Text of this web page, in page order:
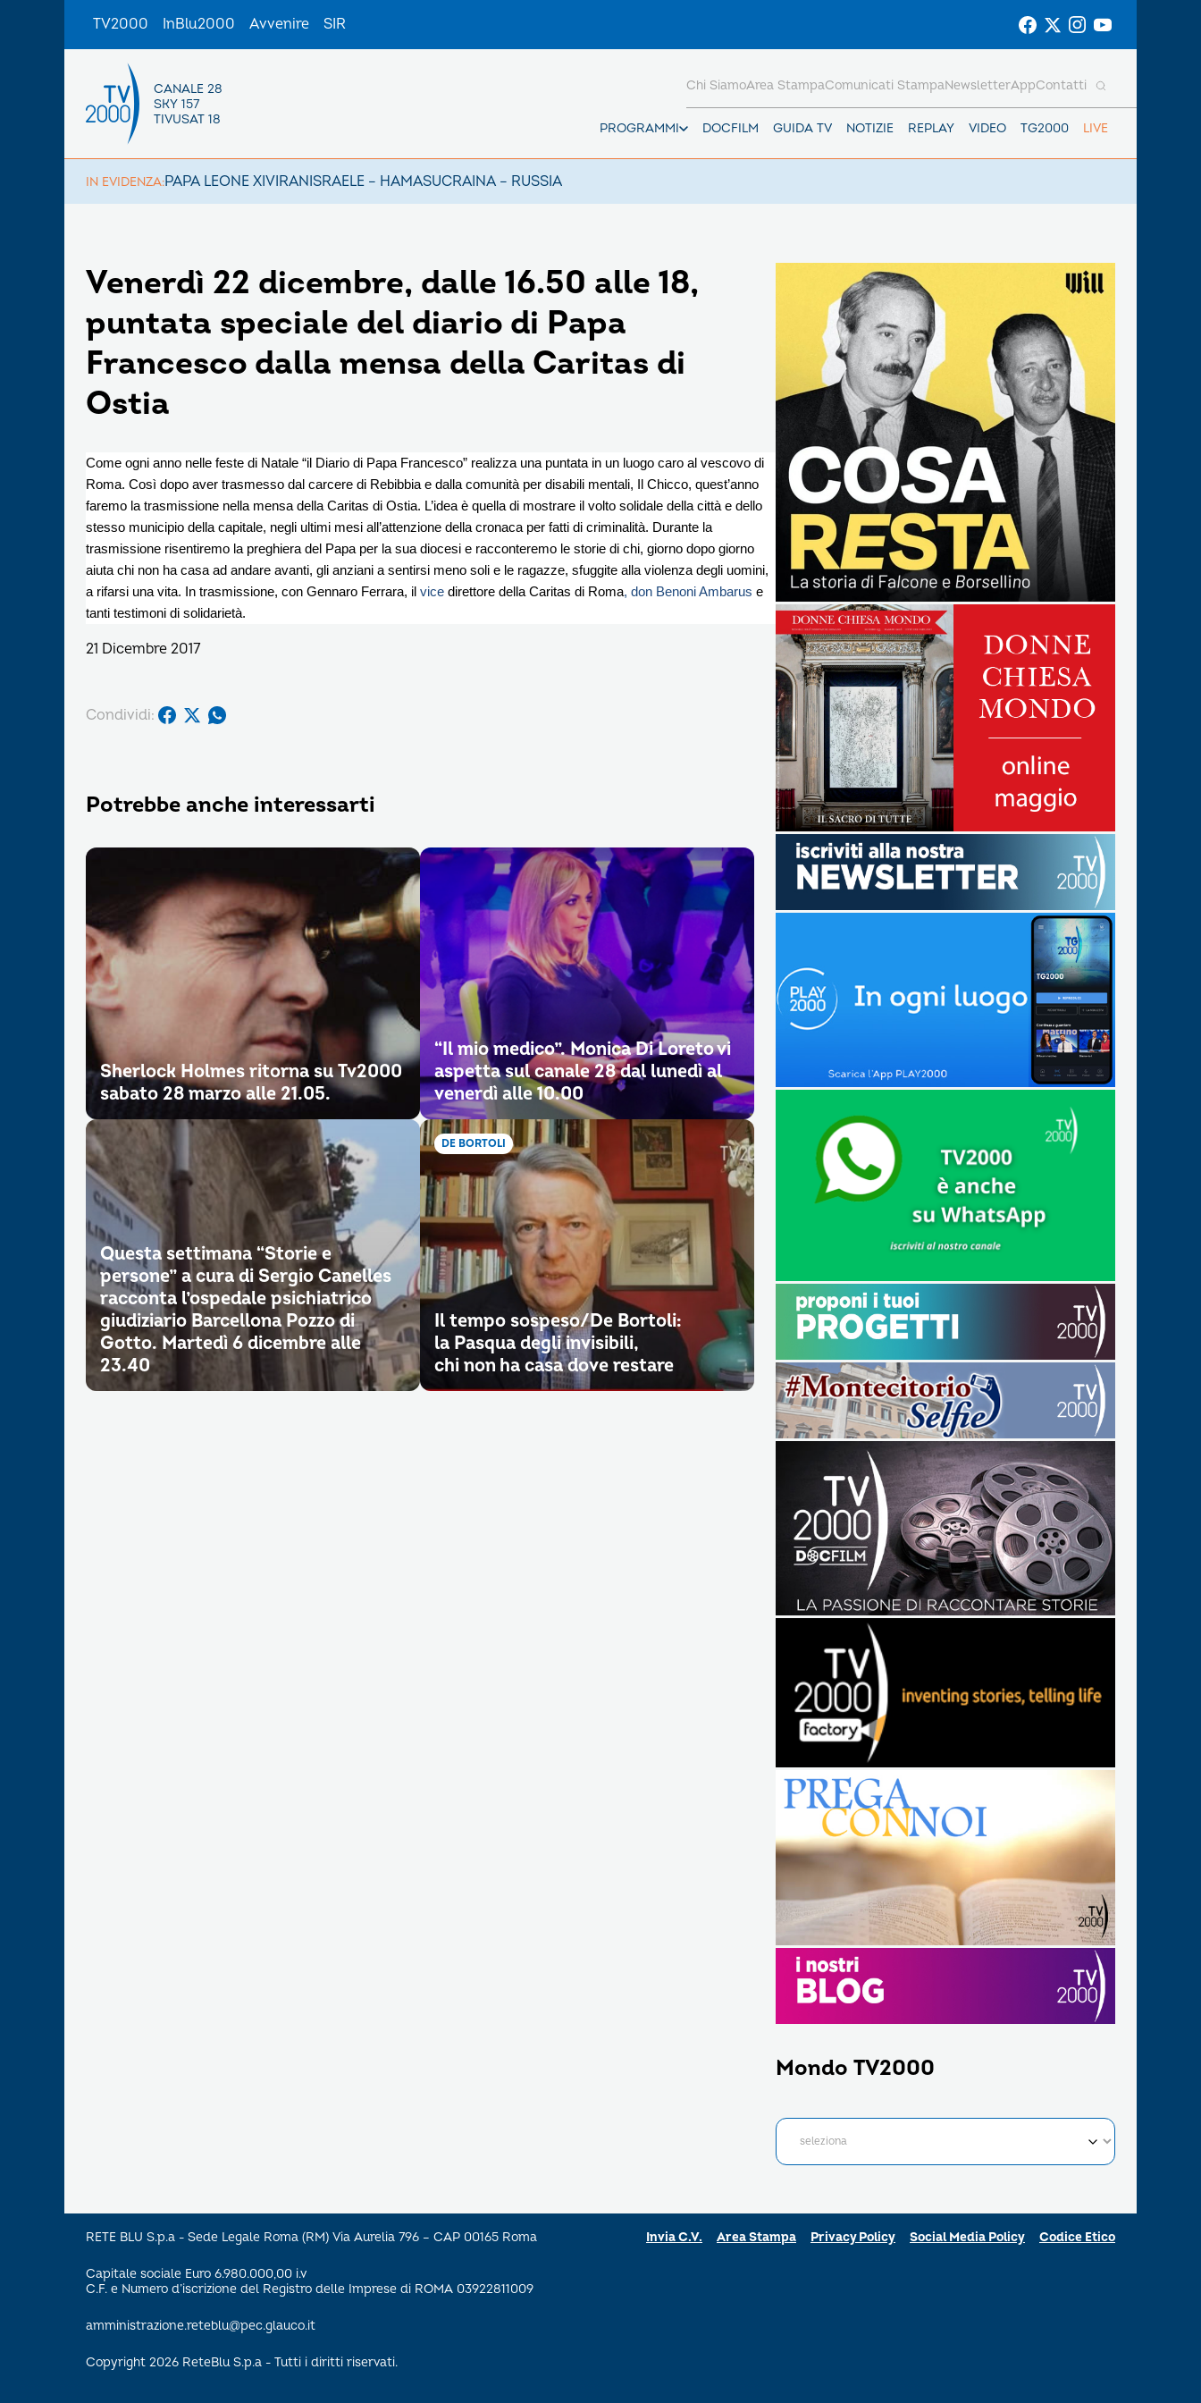
TV2000 InBlu2000 Avvenire SIR
CANALE 28
SKY 157
TIVUSAT 18
PROGRAMMI DOCFILM GUIDA TV NOTIZIE REPLAY VIDEO TG2000 LIVE
Chi SiamoArea StampaComunicati StampaNewsletterAppContatti
IN EVIDENZA:PAPA LEONE XIVIRANISRAELE – HAMASUCRAINA – RUSSIA
Venerdì 22 dicembre, dalle 16.50 alle 18,
puntata speciale del diario di Papa
Francesco dalla mensa della Caritas di
Ostia
Come ogni anno nelle feste di Natale “il Diario di Papa Francesco” realizza una puntata in un luogo caro al vescovo di
Roma. Così dopo aver trasmesso dal carcere di Rebibbia e dalla comunità per disabili mentali, Il Chicco, quest’anno
faremo la trasmissione nella mensa della Caritas di Ostia. L’idea è quella di mostrare il volto solidale della città e dello
stesso municipio della capitale, negli ultimi mesi all’attenzione della cronaca per fatti di criminalità. Durante la
trasmissione risentiremo la preghiera del Papa per la sua diocesi e racconteremo le storie di chi, giorno dopo giorno
aiuta chi non ha casa ad andare avanti, gli anziani a sentirsi meno soli e le ragazze, sfuggite alla violenza degli uomini,
a rifarsi una vita. In trasmissione, con Gennaro Ferrara, il vice direttore della Caritas di Roma, don Benoni Ambarus e
tanti testimoni di solidarietà.
21 Dicembre 2017
Condividi:
Potrebbe anche interessarti
Sherlock Holmes ritorna su Tv2000
sabato 28 marzo alle 21.05.
“Il mio medico”. Monica Di Loreto vi
aspetta sul canale 28 dal lunedì al
venerdì alle 10.00
Questa settimana “Storie e
persone” a cura di Sergio Canelles
racconta l’ospedale psichiatrico
giudiziario Barcellona Pozzo di
Gotto. Martedì 6 dicembre alle
23.40
DE BORTOLI
Il tempo sospeso/De Bortoli:
la Pasqua degli invisibili,
chi non ha casa dove restare
Mondo TV2000
RETE BLU S.p.a - Sede Legale Roma (RM) Via Aurelia 796 – CAP 00165 Roma
Capitale sociale Euro 6.980.000,00 i.v
C.F. e Numero d’iscrizione del Registro delle Imprese di ROMA 03922811009
amministrazione.reteblu@pec.glauco.it
Copyright 2026 ReteBlu S.p.a - Tutti i diritti riservati.
Invia C.V. Area Stampa Privacy Policy Social Media Policy Codice Etico